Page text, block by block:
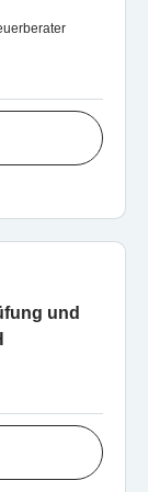
und